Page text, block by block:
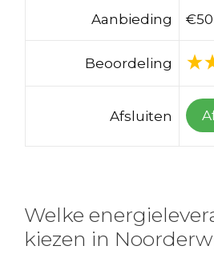
Aanbieding
Beoordeling
Afsluiten
Welke
kiezen in